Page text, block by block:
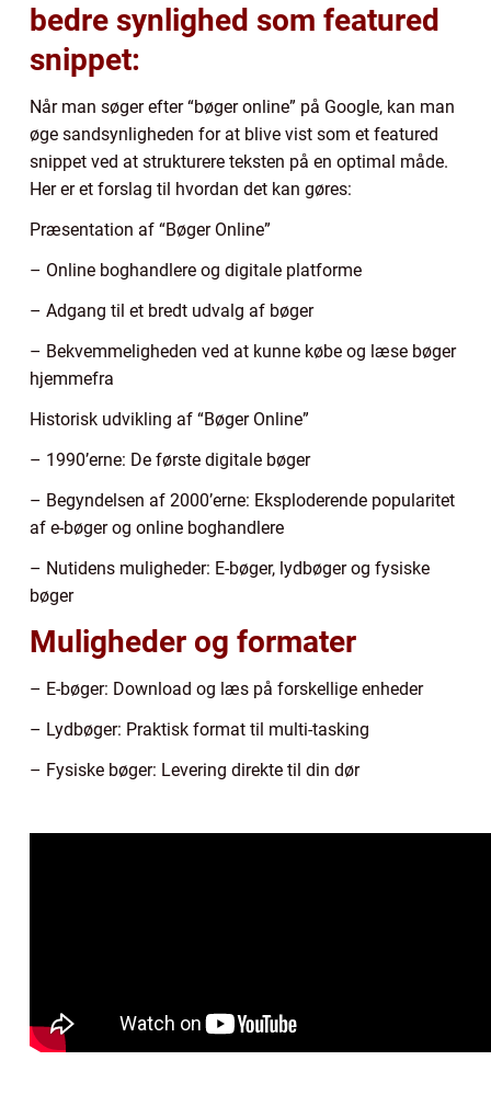
bedre synlighed som featured
snippet:
Når man søger efter “bøger online” på Google, kan man
øge sandsynligheden for at blive vist som et featured
snippet ved at strukturere teksten på en optimal måde.
Her er et forslag til hvordan det kan gøres:
Præsentation af “Bøger Online”
– Online boghandlere og digitale platforme
– Adgang til et bredt udvalg af bøger
– Bekvemmeligheden ved at kunne købe og læse bøger
hjemmefra
Historisk udvikling af “Bøger Online”
– 1990’erne: De første digitale bøger
– Begyndelsen af 2000’erne: Eksploderende popularitet
af e-bøger og online boghandlere
– Nutidens muligheder: E-bøger, lydbøger og fysiske
bøger
Muligheder og formater
– E-bøger: Download og læs på forskellige enheder
– Lydbøger: Praktisk format til multi-tasking
– Fysiske bøger: Levering direkte til din dør